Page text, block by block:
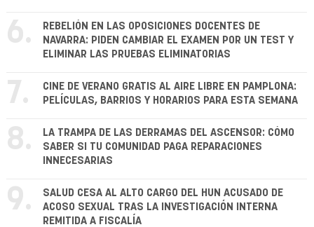
6.
REBELIÓN EN LAS OPOSICIONES DOCENTES DE
NAVARRA: PIDEN CAMBIAR EL EXAMEN POR UN TEST Y
ELIMINAR LAS PRUEBAS ELIMINATORIAS
7.
CINE DE VERANO GRATIS AL AIRE LIBRE EN PAMPLONA:
PELÍCULAS, BARRIOS Y HORARIOS PARA ESTA SEMANA
8.
LA TRAMPA DE LAS DERRAMAS DEL ASCENSOR: CÓMO
SABER SI TU COMUNIDAD PAGA REPARACIONES
INNECESARIAS
9.
SALUD CESA AL ALTO CARGO DEL HUN ACUSADO DE
ACOSO SEXUAL TRAS LA INVESTIGACIÓN INTERNA
REMITIDA A FISCALÍA